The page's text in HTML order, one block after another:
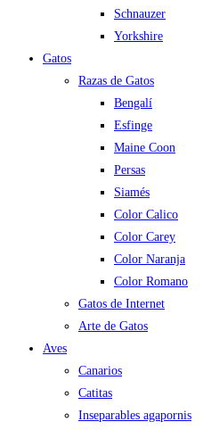
Schnauzer
Yorkshire
Gatos
Razas de Gatos
Bengalí
Esfinge
Maine Coon
Persas
Siamés
Color Calico
Color Carey
Color Naranja
Color Romano
Gatos de Internet
Arte de Gatos
Aves
Canarios
Catitas
Inseparables agapornis